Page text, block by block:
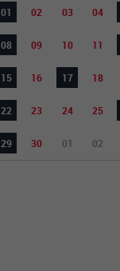
01 02 03 04
08 09 10 11
15 16 17 18
22 23 24 25
29 30 01 02